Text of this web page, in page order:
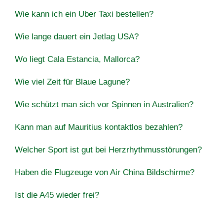
Wie kann ich ein Uber Taxi bestellen?
Wie lange dauert ein Jetlag USA?
Wo liegt Cala Estancia, Mallorca?
Wie viel Zeit für Blaue Lagune?
Wie schützt man sich vor Spinnen in Australien?
Kann man auf Mauritius kontaktlos bezahlen?
Welcher Sport ist gut bei Herzrhythmusstörungen?
Haben die Flugzeuge von Air China Bildschirme?
Ist die A45 wieder frei?